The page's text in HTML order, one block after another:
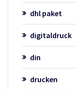
dhl paket
digitaldruck
din
drucken